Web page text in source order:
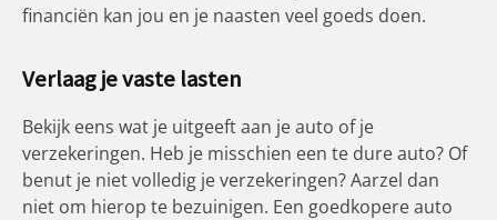
financiën kan jou en je naasten veel goeds doen.
Verlaag je vaste lasten
Bekijk eens wat je uitgeeft aan je auto of je
verzekeringen. Heb je misschien een te dure auto? Of
benut je niet volledig je verzekeringen? Aarzel dan
niet om hierop te bezuinigen. Een goedkopere auto